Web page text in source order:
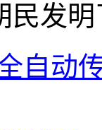
民发明
自动